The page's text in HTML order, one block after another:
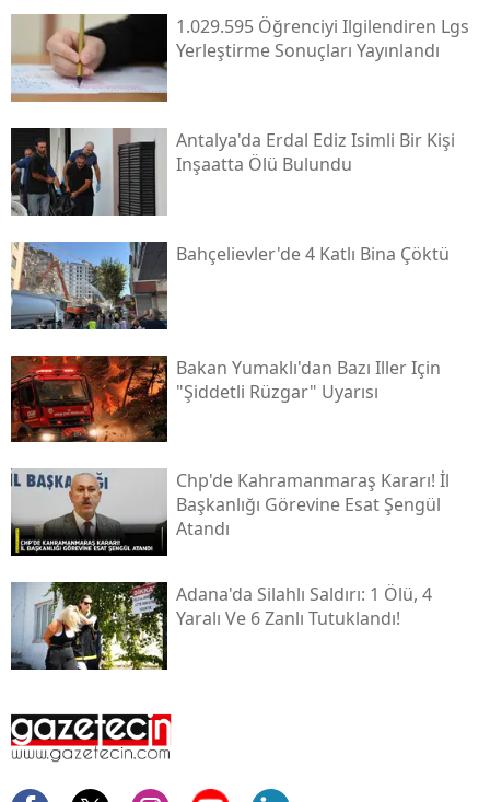
1.029.595 Öğrenciyi Ilgilendiren Lgs
Yerleştirme Sonuçları Yayınlandı
Antalya'da Erdal Ediz Isimli Bir Kişi
Inşaatta Ölü Bulundu
Bahçelievler'de 4 Katlı Bina Çöktü
Bakan Yumaklı'dan Bazı Iller Için
"şiddetli Rüzgar" Uyarısı
Chp'de Kahramanmaraş Kararı! İl
Başkanlığı Görevine Esat Şengül
Atandı
Adana'da Silahlı Saldırı: 1 Ölü, 4
Yaralı Ve 6 Zanlı Tutuklandı!